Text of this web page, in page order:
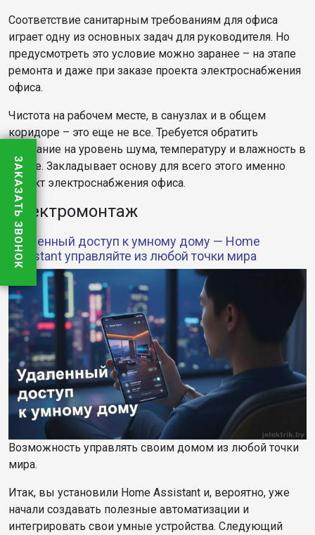
Соответствие санитарным требованиям для офиса
играет одну из основных задач для руководителя. Но
предусмотреть это условие можно заранее – на этапе
ремонта и даже при заказе проекта электроснабжения
офиса.
Чистота на рабочем месте, в санузлах и в общем
коридоре – это еще не все. Требуется обратить
внимание на уровень шума, температуру и влажность в
офисе. Закладывает основу для всего этого именно
проект электроснабжения офиса.
Электромонтаж
Удаленный доступ к умному дому — Home
Assistant управляйте из любой точки мира
Возможность управлять своим домом из любой точки
мира.
Итак, вы установили Home Assistant и, вероятно, уже
начали создавать полезные автоматизации и
интегрировать свои умные устройства. Следующий
ЗАКАЗАТЬ ЗВОНОК